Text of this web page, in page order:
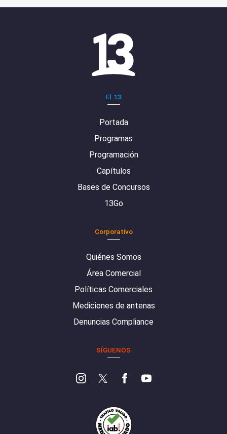
El 13
Portada
Programas
Programación
Capítulos
Bases de Concursos
13Go
Corporativo
Quiénes Somos
Área Comercial
Políticas Comerciales
Mediciones de antenas
Denuncias Compliance
SÍGUENOS